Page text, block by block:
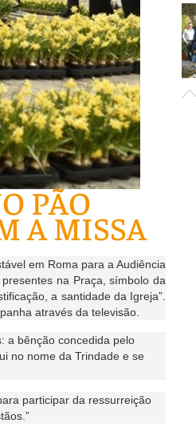
PÃO
A MISSA
em Roma para a Audiência
na Praça, símbolo da
a santidade da Igreja”.
através da televisão.
a bênção concedida pelo
no nome da Trindade e se
participar da ressurreição